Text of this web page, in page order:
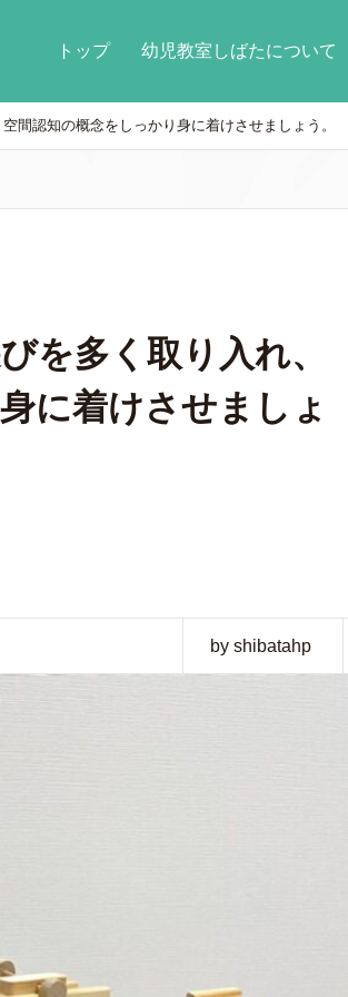
トップ 幼児教室しばたについて
間認知の概念をしっかり身に着けさせましょう。
を多く取り入れ、
に着けさせましょ
by shibatahp